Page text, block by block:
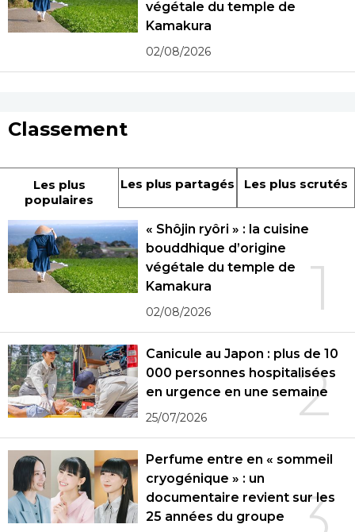
végétale du temple de
Kamakura
02/08/2026
Classement
Les plus
populaires
Les plus partagés Les plus scrutés
1
« Shôjin ryôri » : la cuisine
bouddhique d’origine
végétale du temple de
Kamakura
02/08/2026
2
Canicule au Japon : plus de 10
000 personnes hospitalisées
en urgence en une semaine
25/07/2026
Perfume entre en « sommeil
cryogénique » : un
documentaire revient sur les
25 années du groupe